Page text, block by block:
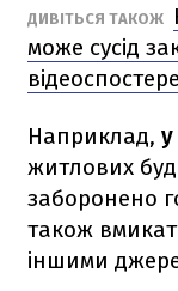
ДИВІТЬСЯ ТАКОЖ
може сусід
Наприклад,
житлових
заборонено
також
іншими